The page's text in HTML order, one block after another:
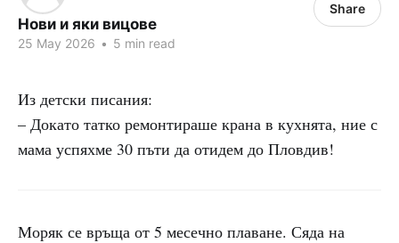
Нови и яки вицове
25 May 2026 • 5 min read
Share
Из детски писания:
– Докато татко ремонтираше крана в кухнята, ние с
мама успяхме 30 пъти да отидем до Пловдив!
Моряк се връща от 5 месечно плаване. Сяда на